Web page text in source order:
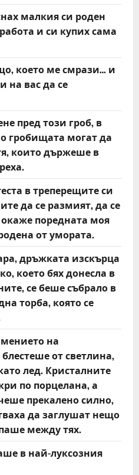
малкия си роден
и си купих сама
което ме смрази… и
на вас да се
пред този гроб, в
гробищата могат да
които държеше в
в треперещите си
да се размият, да се
поредната моя
от умората.
дръжката изскърца
което бях донесла в
се беше събрало в
торба, която се
на
от светлина,
лед. Кристалните
по порцелана, а
прекалено силно,
да заглушат нещо
между тях.
в най-луксозния